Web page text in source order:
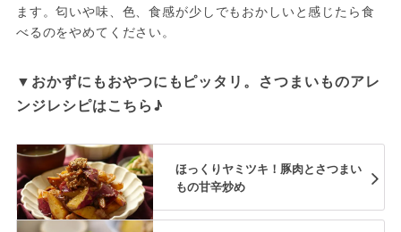
ます。匂いや味、色、食感が少しでもおかしいと感じたら食
べるのをやめてください。
▼おかずにもおやつにもピッタリ。さつまいものアレ
ンジレシピはこちら♪
ほっくりヤミツキ！豚肉とさつまい
もの甘辛炒め